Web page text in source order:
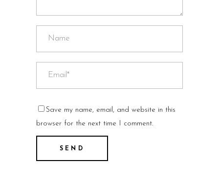
Save my name, email, and website in this
browser for the next time I comment.